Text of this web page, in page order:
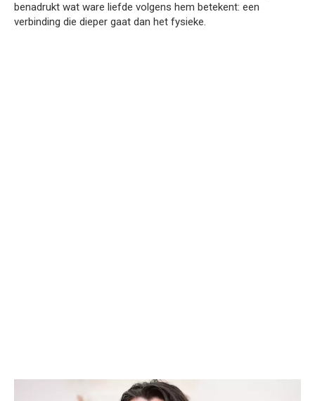
benadrukt wat ware liefde volgens hem betekent: een
verbinding die dieper gaat dan het fysieke.